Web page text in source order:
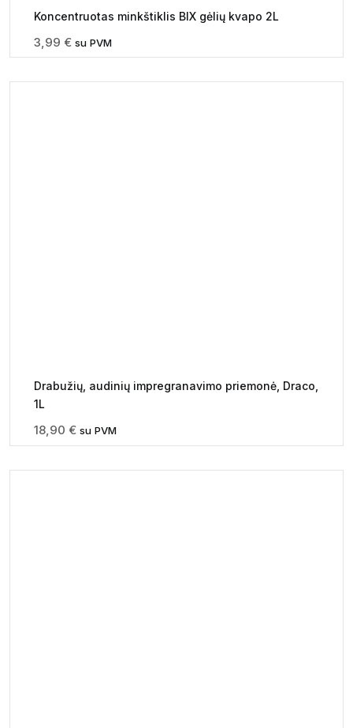
Koncentruotas minkštiklis BIX gėlių kvapo 2L
3,99 € su PVM
Drabužių, audinių impregranavimo priemonė, Draco,
1L
18,90 € su PVM